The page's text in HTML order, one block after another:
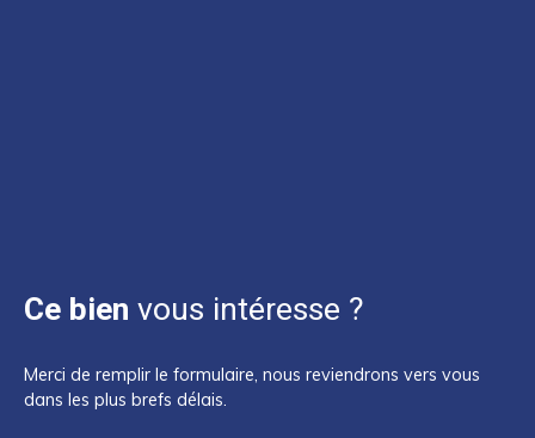
Ce bien vous intéresse ?
Merci de remplir le formulaire, nous reviendrons vers vous
dans les plus brefs délais.